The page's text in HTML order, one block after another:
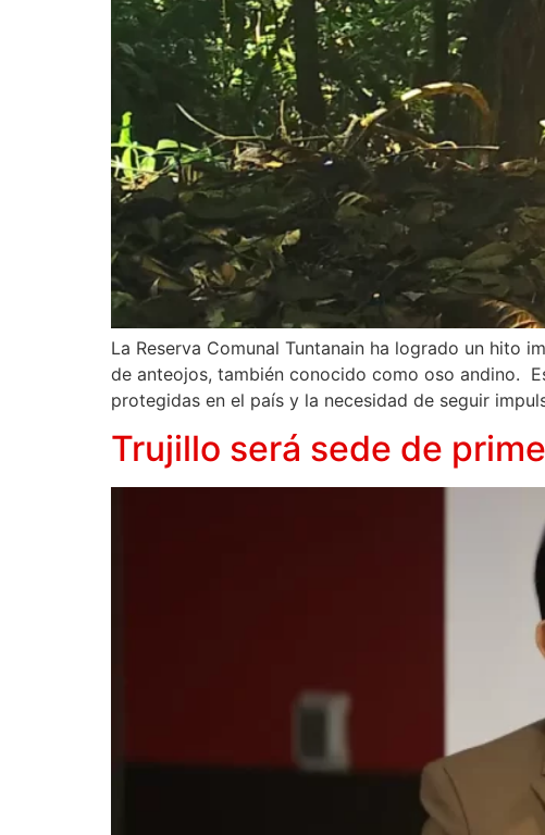
La Reserva Comunal Tuntanain ha logrado un hito
de anteojos, también conocido como oso andino.
protegidas en el país y la necesidad de seguir
Trujillo será sede de